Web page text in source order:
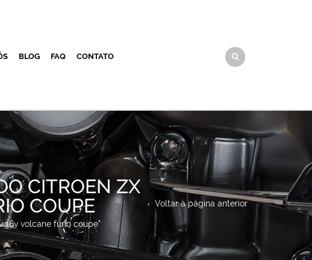
BLOG FAQ CONTATO
CITROEN ZX
COUPE
16v volcane furio coupe"
Voltar à página anterior